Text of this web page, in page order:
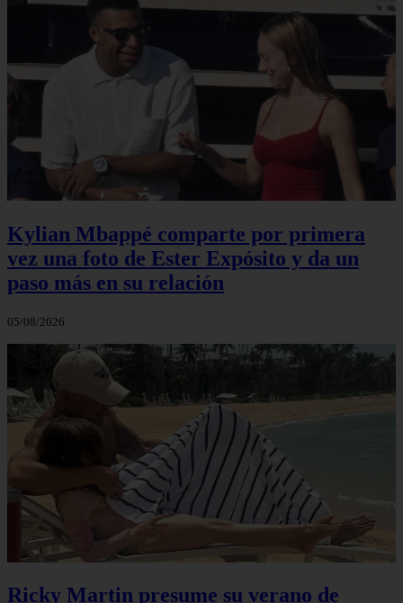
Kylian Mbappé comparte por primera
vez una foto de Ester Expósito y da un
paso más en su relación
05/08/2026
Ricky Martin presume su verano de